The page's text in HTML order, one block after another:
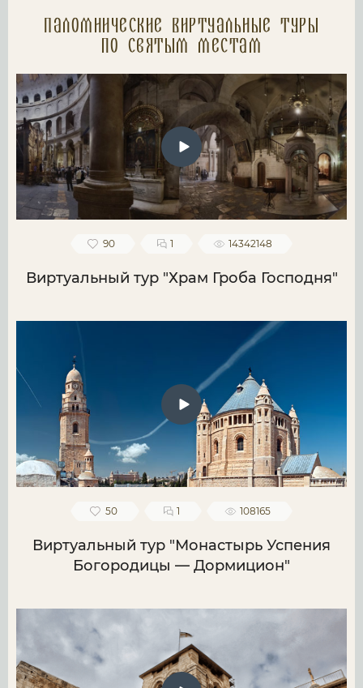
Паломнические Виртуальные туры
по святым местам
90 1 14342148
Виртуальный тур "Храм Гроба Господня"
50 1 108165
Виртуальный тур "Монастырь Успения
Богородицы — Дормицион"